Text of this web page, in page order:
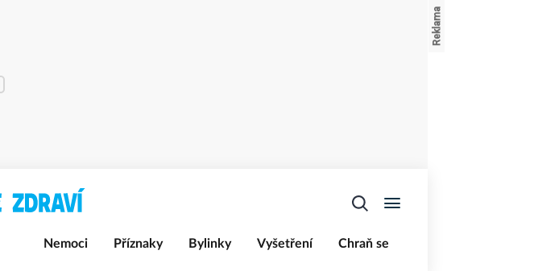
Nemoci Příznaky Bylinky Vyšetření Chraň se